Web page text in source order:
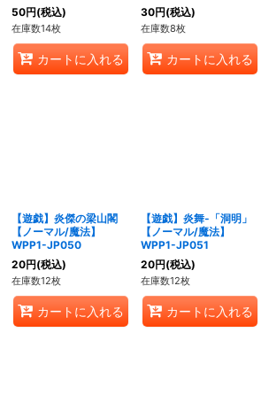
50円(税込)
在庫数14枚
カートに入れる
30円(税込)
在庫数8枚
カートに入れる
【遊戯】炎傑の梁山閣
【ノーマル/魔法】
WPP1-JP050
20円(税込)
在庫数12枚
カートに入れる
【遊戯】炎舞-「洞明」
【ノーマル/魔法】
WPP1-JP051
20円(税込)
在庫数12枚
カートに入れる